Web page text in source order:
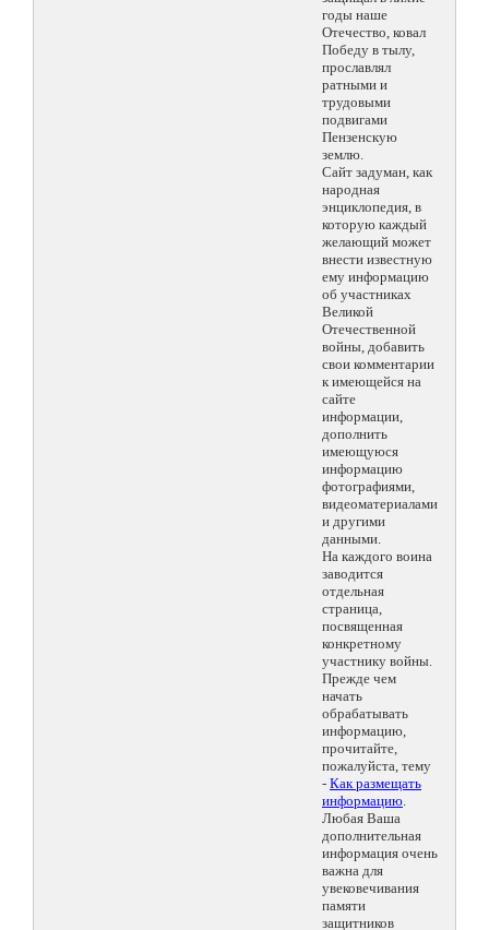
годы наше
Отечество, ковал
Победу в тылу,
прославлял
ратными и
трудовыми
подвигами
Пензенскую
землю.
Сайт задуман, как
народная
энциклопедия, в
которую каждый
желающий может
внести известную
ему информацию
об участниках
Великой
Отечественной
войны, добавить
свои комментарии
к имеющейся на
сайте
информации,
дополнить
имеющуюся
информацию
фотографиями,
видеоматериалами
и другими
данными.
На каждого воина
заводится
отдельная
страница,
посвященная
конкретному
участнику войны.
Прежде чем
начать
обрабатывать
информацию,
прочитайте,
пожалуйста, тему
- Как размещать
информацию.
Любая Ваша
дополнительная
информация очень
важна для
увековечивания
памяти
защитников